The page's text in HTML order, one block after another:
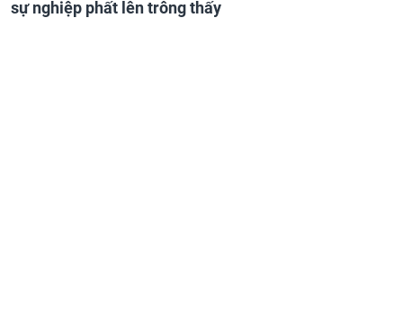
sự nghiệp phất lên trông thấy